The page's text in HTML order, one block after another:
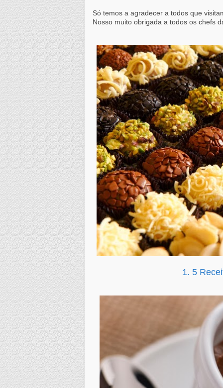
Só temos a agradecer a todos que
Nosso muito obrigada a todos os chefs
1. 5